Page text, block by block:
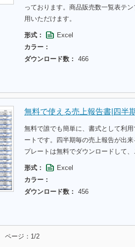
っております。商品販売数一覧表テ
用いただけます。
形式：
Excel
カラー：
ダウンロード数：
466
無料で使える売上報告書|四半
無料で誰でも簡単に、書式として利
ートです。四半期毎の売上報告が出
プレートは無料でダウンロードして、
形式：
Excel
カラー：
ダウンロード数：
456
ページ：1/2